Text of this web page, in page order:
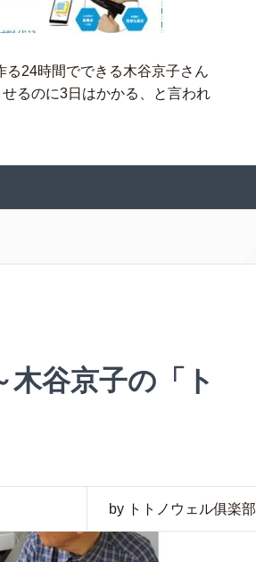
24時間でできる木谷京子さん
るのに3日はかかる、と言われ
谷京子の「ト
by トトノウェル俱楽部